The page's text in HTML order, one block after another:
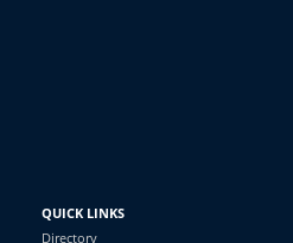
QUICK LINKS
Directory